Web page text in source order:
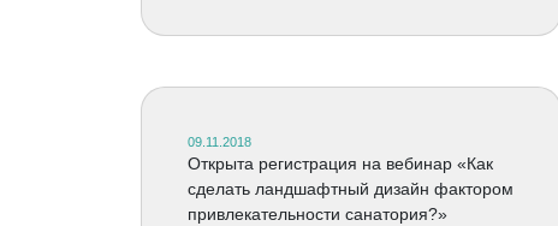
09.11.2018
Открыта регистрация на вебинар «Как
сделать ландшафтный дизайн фактором
привлекательности санатория?»